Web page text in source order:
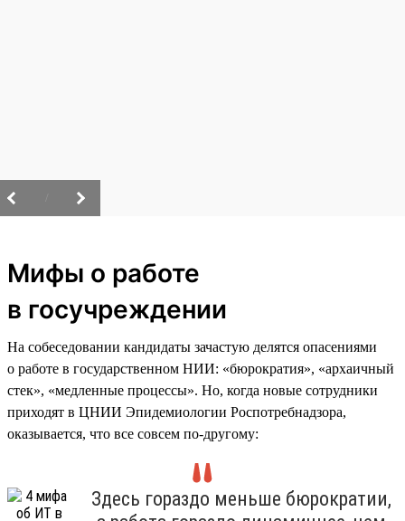
Мифы о работе
в госучреждении
На собеседовании кандидаты зачастую делятся опасениями
о работе в государственном НИИ: «бюрократия», «архаичный
стек», «медленные процессы». Но, когда новые сотрудники
приходят в ЦНИИ Эпидемиологии Роспотребнадзора,
оказывается, что все совсем по-другому:
Здесь гораздо меньше бюрократии,